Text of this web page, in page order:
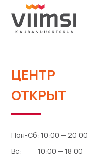
ЦЕНТР
ОТКРЫТ
Пон-Сб: 10:00 — 20:00
Вс: 10:00 — 18:00